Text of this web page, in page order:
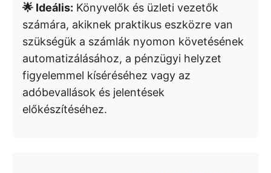
🌟 Ideális: Könyvelők és üzleti vezetők
számára, akiknek praktikus eszközre van
szükségük a számlák nyomon követésének
automatizálásához, a pénzügyi helyzet
figyelemmel kíséréséhez vagy az
adóbevallások és jelentések
előkészítéséhez.